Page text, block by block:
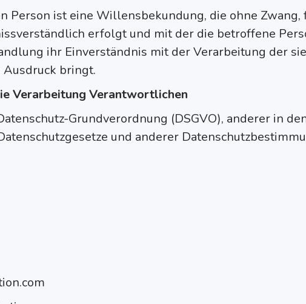
Person ist eine Willensbekundung, die ohne
erfolgt und mit der die betroffene
ihr Einverständnis mit der Verarbeitung der
Ausdruck bringt.
Verarbeitung Verantwortlichen
Grundverordnung (DSGVO), anderer in
und anderer